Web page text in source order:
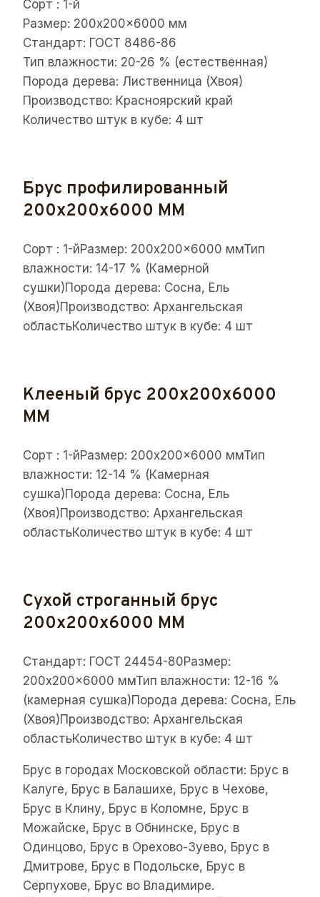
Сорт : 1-й
Размер: 200x200x6000 мм
Стандарт: ГОСТ 8486-86
Тип влажности: 20-26 % (естественная)
Порода дерева: Лиственница (Хвоя)
Производство: Красноярский край
Количество штук в кубе: 4 шт
Брус профилированный
200x200x6000 ММ
Сорт : 1-йРазмер: 200x200x6000 ммТип
влажности: 14-17 % (Камерной
сушки)Порода дерева: Сосна, Ель
(Хвоя)Производство: Архангельская
областьКоличество штук в кубе: 4 шт
Клееный брус 200x200x6000
ММ
Сорт : 1-йРазмер: 200x200x6000 ммТип
влажности: 12-14 % (Камерная
сушка)Порода дерева: Сосна, Ель
(Хвоя)Производство: Архангельская
областьКоличество штук в кубе: 4 шт
Сухой строганный брус
200x200x6000 ММ
Стандарт: ГОСТ 24454-80Размер:
200x200x6000 ммТип влажности: 12-16 %
(камерная сушка)Порода дерева: Сосна, Ель
(Хвоя)Производство: Архангельская
областьКоличество штук в кубе: 4 шт
Брус в городах Московской области: Брус в
Калуге, Брус в Балашихе, Брус в Чехове,
Брус в Клину, Брус в Коломне, Брус в
Можайске, Брус в Обнинске, Брус в
Одинцово, Брус в Орехово-Зуево, Брус в
Дмитрове, Брус в Подольске, Брус в
Серпухове, Брус во Владимире.